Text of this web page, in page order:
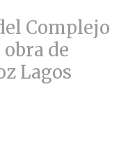
Complejo
de
Lagos